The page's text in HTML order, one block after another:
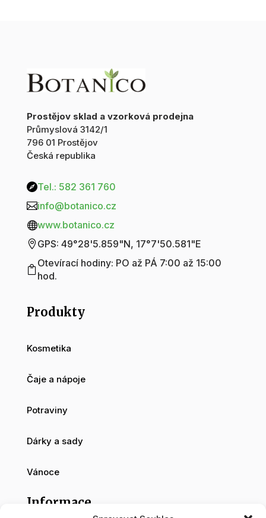
Prostějov sklad a vzorková prodejna
Průmyslová 3142/1
796 01 Prostějov
Česká republika
Tel.: 582 361 760
info@botanico.cz
www.botanico.cz
GPS: 49°28'5.859"N, 17°7'50.581"E

Otevírací hodiny: PO až PÁ 7:00 až 15:00
hod.
Produkty
Kosmetika
Čaje a nápoje
Potraviny
Dárky a sady
Vánoce
Informace